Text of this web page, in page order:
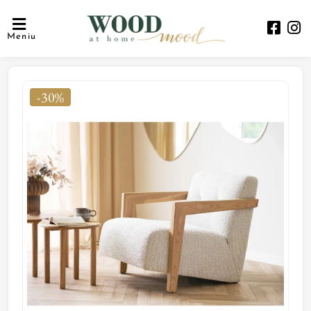
Meniu
-30%